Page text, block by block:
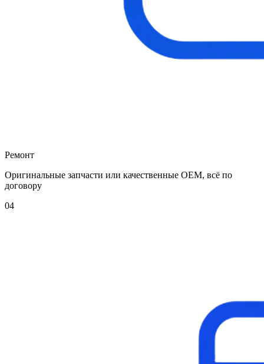
Ремонт
Оригинальные запчасти или качественные OEM, всё по
договору
04